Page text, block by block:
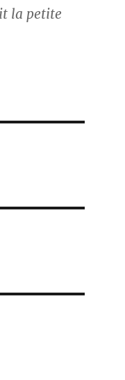
la petite